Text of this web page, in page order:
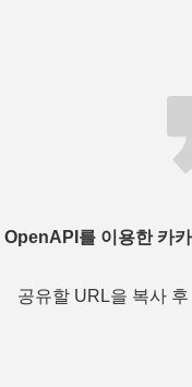
OpenAPI를 이용한 카
공유할 URL을 복사